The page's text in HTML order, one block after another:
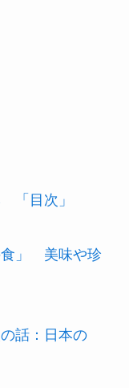
「目次」
食」 美味や珍
話：日本の